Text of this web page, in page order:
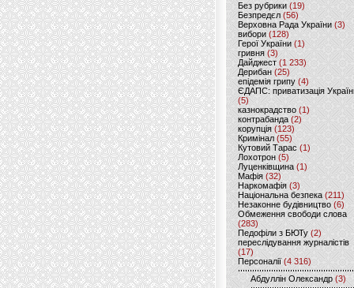
Без рубрики (19)
Безпредєл(56)
Верховна Рада України (3)
вибори(128)
Герої України(1)
гривня (3)
Дайджест (1 233)
Дерибан (25)
епідемія грипу (4)
ЄДАПС: приватизація
(5)
казнокрадство (1)
контрабанда (2)
корупція (123)
Кримінал (55)
Кутовий Тарас (1)
Лохотрон(5)
Луценківщина (1)
Мафія (32)
Наркомафія (3)
Національна безпека (211)
Незаконне будівництво(6)
Обмеження свободи слова
(283)
Педофіли з БЮТу (2)
переслідування журналістів
(17)
Персоналії (4 316)
Абдуллін Олександр (3)